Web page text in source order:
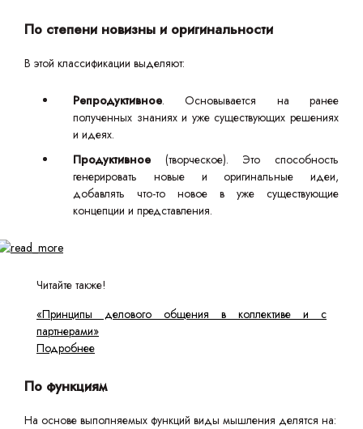
По степени новизны и оригинальности
В этой классификации выделяют:
Репродуктивное. Основывается на ранее
полученных знаниях и уже существующих решениях
и идеях.
Продуктивное (творческое). Это способность
генерировать новые и оригинальные идеи,
добавлять что-то новое в уже существующие
концепции и представления.
Читайте также!
«Принципы делового общения в коллективе и с
партнерами»
Подробнее
По функциям
На основе выполняемых функций виды мышления делятся на: